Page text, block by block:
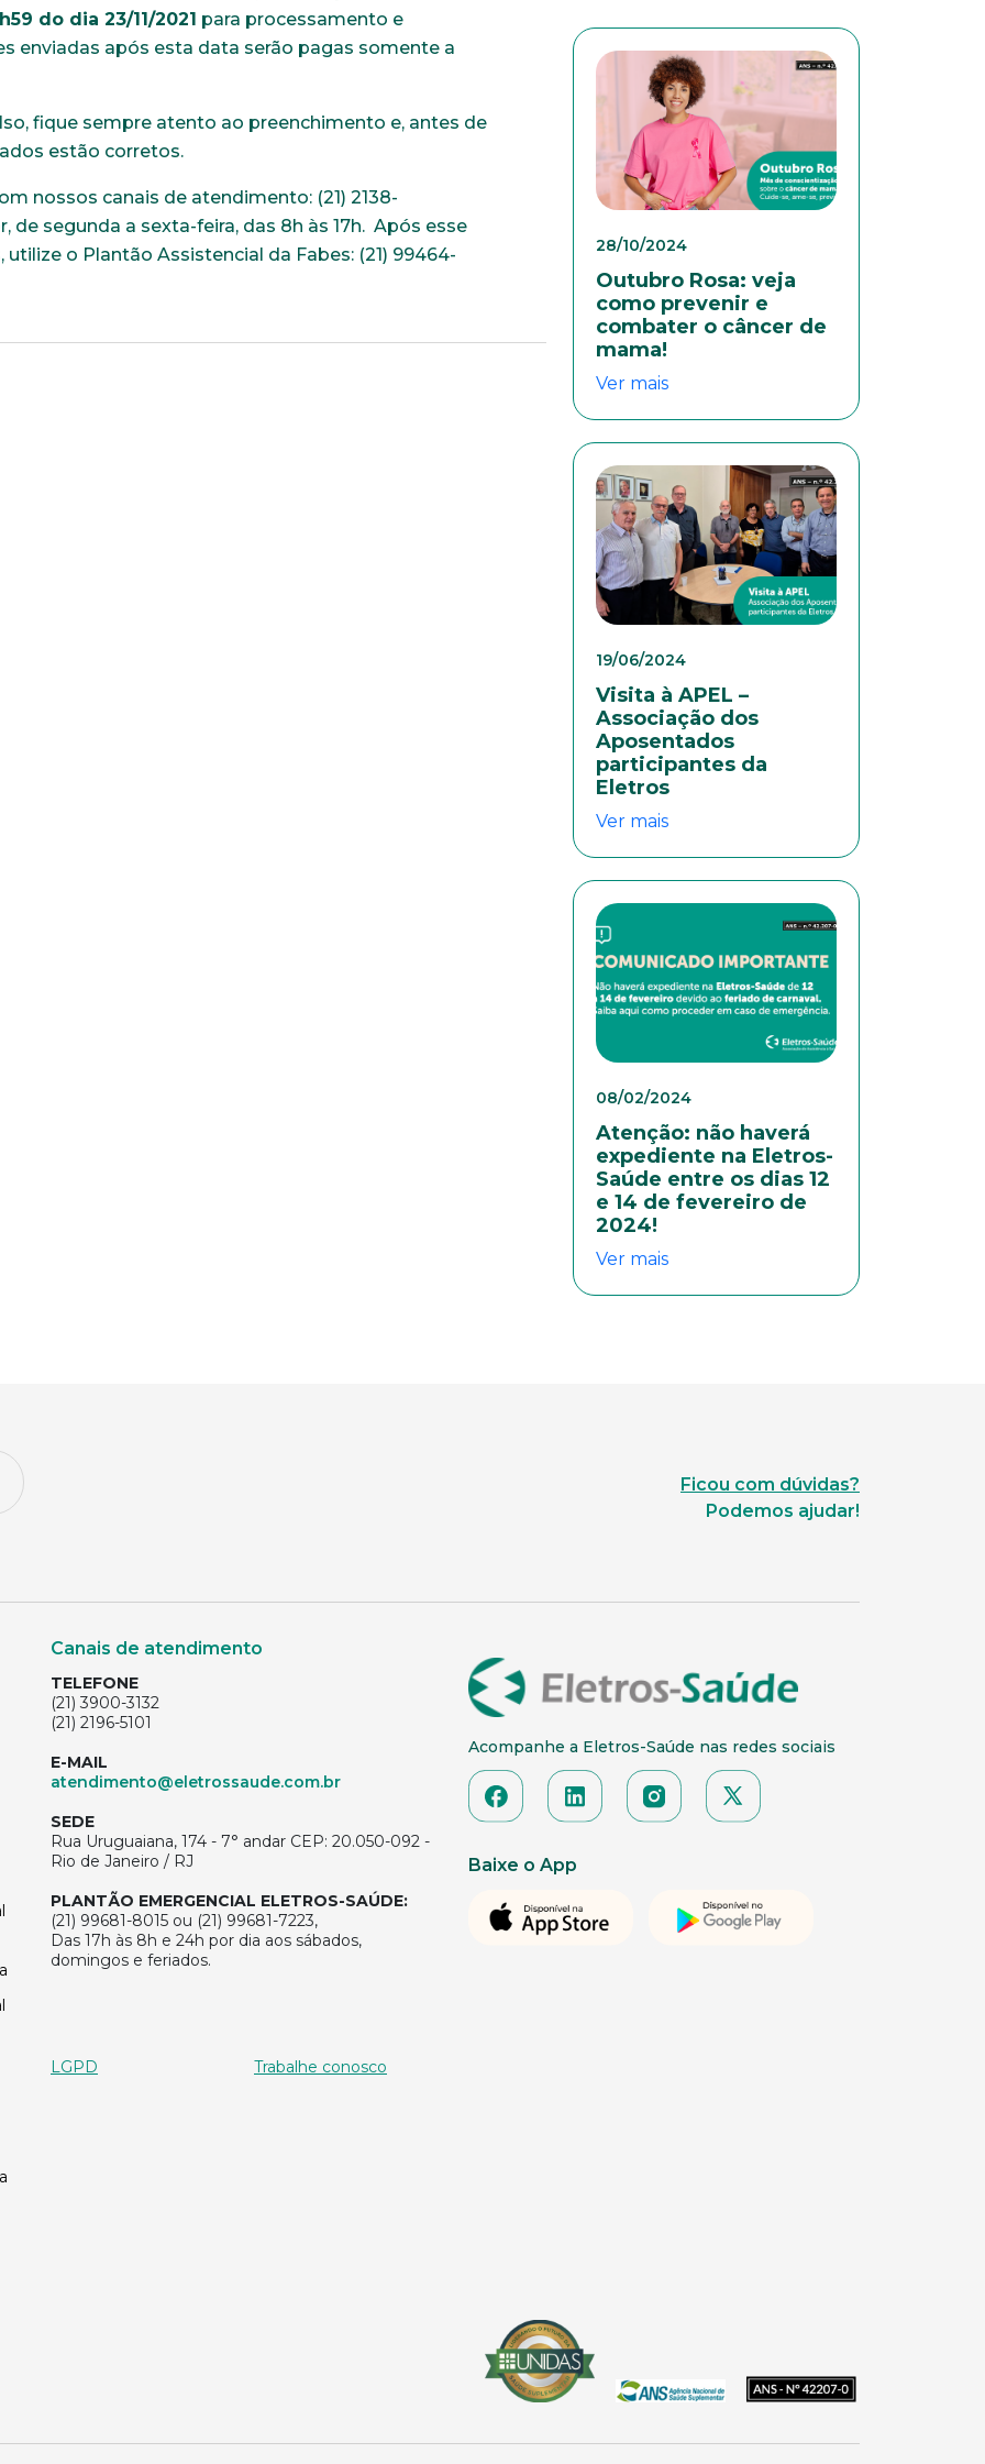
do dia 23/11/2021 para processamento e
enviadas após esta data serão pagas somente a
fique sempre atento ao preenchimento e, antes de
estão corretos.
nossos canais de atendimento: (21) 2138-
segunda a sexta-feira, das 8h às 17h. Após esse
o Plantão Assistencial da Fabes: (21) 99464-
28/10/2024
Outubro Rosa: veja
como prevenir e
combater o câncer de
mama!
Ver mais
19/06/2024
Visita à APEL –
Associação dos
Aposentados
participantes da
Eletros
Ver mais
08/02/2024
Atenção: não haverá
expediente na Eletros-
Saúde entre os dias 12
e 14 de fevereiro de
2024!
Ver mais
Ficou com dúvidas?
Podemos ajudar!
Canais de atendimento
TELEFONE
(21) 3900-3132
(21) 2196-5101
E-MAIL
atendimento@eletrossaude.com.br
SEDE
Rua Uruguaiana, 174 - 7° andar CEP: 20.050-092 -
Rio de Janeiro / RJ
PLANTÃO EMERGENCIAL ELETROS-SAÚDE:
(21) 99681-8015 ou (21) 99681-7223,
Das 17h às 8h e 24h por dia aos sábados,
domingos e feriados.
LGPD Trabalhe conosco
Acompanhe a Eletros-Saúde nas redes sociais
Baixe o App
sólida, ética e comprometida com o bem-estar dos seus colaboradores. Preencha